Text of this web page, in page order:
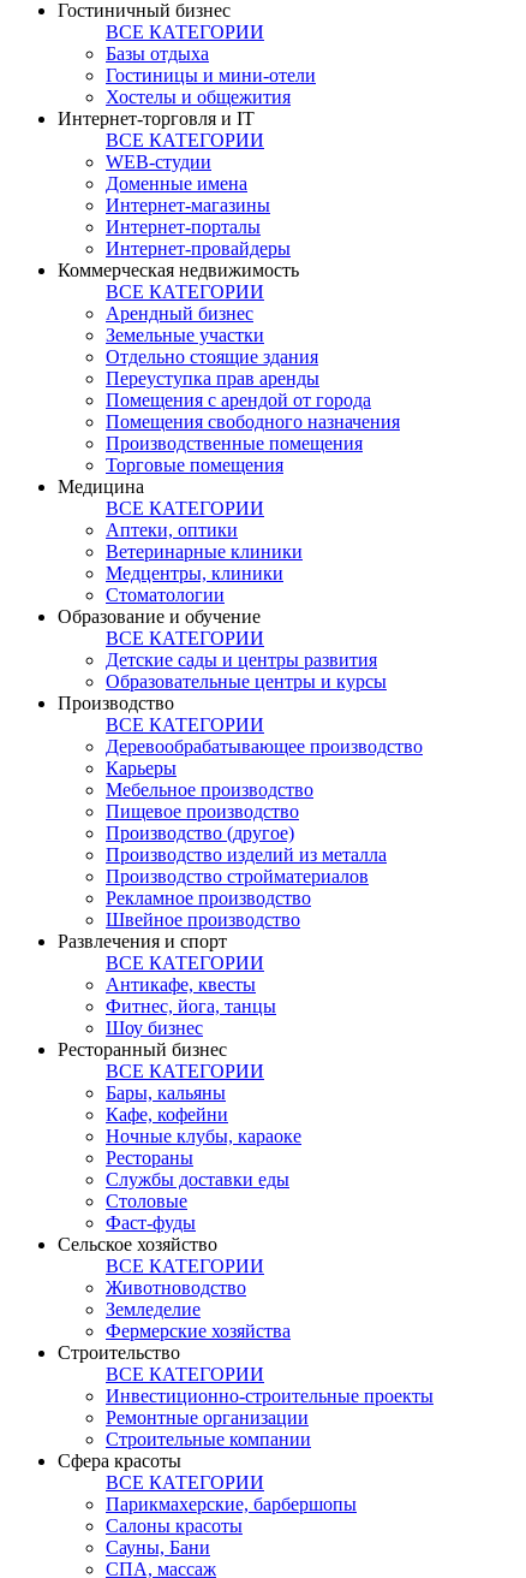
Гостиничный бизнес
ВСЕ КАТЕГОРИИ
Базы отдыха
Гостиницы и мини-отели
Хостелы и общежития
Интернет-торговля и IT
ВСЕ КАТЕГОРИИ
WEB-студии
Доменные имена
Интернет-магазины
Интернет-порталы
Интернет-провайдеры
Коммерческая недвижимость
ВСЕ КАТЕГОРИИ
Арендный бизнес
Земельные участки
Отдельно стоящие здания
Переуступка прав аренды
Помещения с арендой от города
Помещения свободного назначения
Производственные помещения
Торговые помещения
Медицина
ВСЕ КАТЕГОРИИ
Аптеки, оптики
Ветеринарные клиники
Медцентры, клиники
Стоматологии
Образование и обучение
ВСЕ КАТЕГОРИИ
Детские сады и центры развития
Образовательные центры и курсы
Производство
ВСЕ КАТЕГОРИИ
Деревообрабатывающее производство
Карьеры
Мебельное производство
Пищевое производство
Производство (другое)
Производство изделий из металла
Производство стройматериалов
Рекламное производство
Швейное производство
Развлечения и спорт
ВСЕ КАТЕГОРИИ
Антикафе, квесты
Фитнес, йога, танцы
Шоу бизнес
Ресторанный бизнес
ВСЕ КАТЕГОРИИ
Бары, кальяны
Кафе, кофейни
Ночные клубы, караоке
Рестораны
Службы доставки еды
Столовые
Фаст-фуды
Сельское хозяйство
ВСЕ КАТЕГОРИИ
Животноводство
Земледелие
Фермерские хозяйства
Строительство
ВСЕ КАТЕГОРИИ
Инвестиционно-строительные проекты
Ремонтные организации
Строительные компании
Сфера красоты
ВСЕ КАТЕГОРИИ
Парикмахерские, барбершопы
Салоны красоты
Сауны, Бани
СПА, массаж